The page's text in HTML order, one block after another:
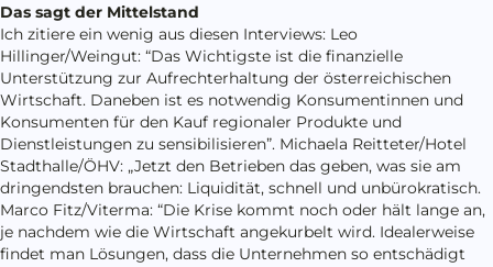
Das sagt der Mittelstand
Ich zitiere ein wenig aus diesen Interviews: Leo
Hillinger/Weingut: “Das Wichtigste ist die finanzielle
Unterstützung zur Aufrechterhaltung der österreichischen
Wirtschaft. Daneben ist es notwendig Konsumentinnen und
Konsumenten für den Kauf regionaler Produkte und
Dienstleistungen zu sensibilisieren”. Michaela Reitteter/Hotel
Stadthalle/ÖHV: „Jetzt den Betrieben das geben, was sie am
dringendsten brauchen: Liquidität, schnell und unbürokratisch.
Marco Fitz/Viterma: “Die Krise kommt noch oder hält lange an,
je nachdem wie die Wirtschaft angekurbelt wird. Idealerweise
findet man Lösungen, dass die Unternehmen so entschädigt